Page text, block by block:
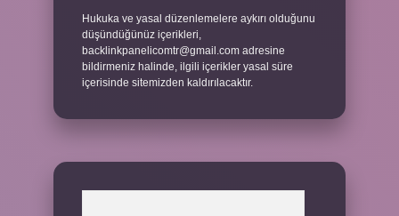
Hukuka ve yasal düzenlemelere aykırı olduğunu
düşündüğünüz içerikleri,
backlinkpanelicomtr@gmail.com adresine
bildirmeniz halinde, ilgili içerikler yasal süre
içerisinde sitemizden kaldırılacaktır.